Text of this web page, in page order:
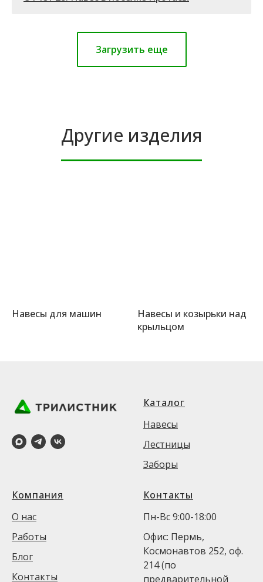
Загрузить еще
Другие изделия
Навесы для машин
Навесы и козырьки над
крыльцом
Каталог
Навесы
Лестницы
Заборы
Компания
О нас
Работы
Блог
Контакты
Контакты
Пн-Вс 9:00-18:00
Офис: Пермь,
Космонавтов 252, оф.
214 (по
предварительной